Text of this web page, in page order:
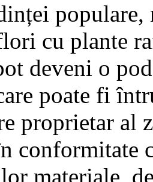
cu plante
deveni o
poate fi
proprietar al
conformitate
materiale,